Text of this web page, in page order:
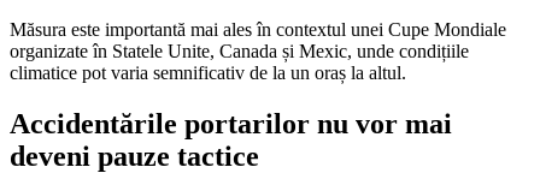
Măsura este importantă mai ales în contextul unei Cupe Mondiale
organizate în Statele Unite, Canada și Mexic, unde condițiile
climatice pot varia semnificativ de la un oraș la altul.
Accidentările portarilor nu vor mai
deveni pauze tactice